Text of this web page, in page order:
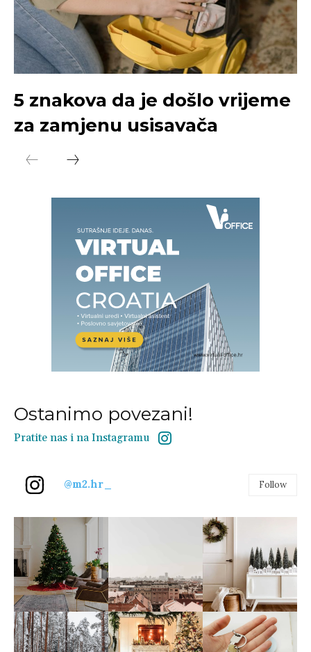
5 znakova da je došlo vrijeme
za zamjenu usisavača
Ostanimo povezani!
Pratite nas i na Instagramu
@m2.hr_ Follow